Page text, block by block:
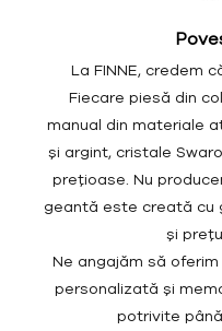
La FINNE, credem
Fiecare piesă din
manual din materiale
și argint, cristale
prețioase. Nu
geantă este creată cu
și
Ne angajăm să
personalizată și
potrivite